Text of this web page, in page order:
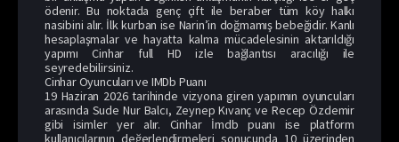
ödenir. Bu noktada genç çift ile beraber tüm köy halkı
nasibini alır. İlk kurban ise Narin’in doğmamış bebeğidir. Kanlı
hesaplaşmalar ve hayatta kalma mücadelesinin aktarıldığı
yapımı Cinhar full HD izle bağlantısı aracılığı ile
seyredebilirsiniz.
Cinhar Oyuncuları ve IMDb Puanı
19 Haziran 2026 tarihinde vizyona giren yapımın oyuncuları
arasında Sude Nur Balcı, Zeynep Kıvanç ve Recep Özdemir
gibi isimler yer alır. Cinhar İmdb puanı ise platform
kullanıcılarının değerlendirmeleri sonucunda 10 üzerinden